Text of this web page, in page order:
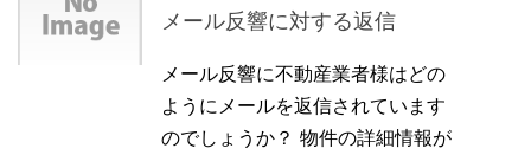
メール反響に対する返信
メール反響に不動産業者様はどの
ようにメールを返信されています
のでしょうか？ 物件の詳細情報が